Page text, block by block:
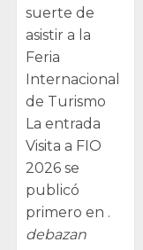
suerte de
asistir a la
Feria
Internacional
de Turismo
La entrada
Visita a FIO
2026 se
publicó
primero en .
debazan